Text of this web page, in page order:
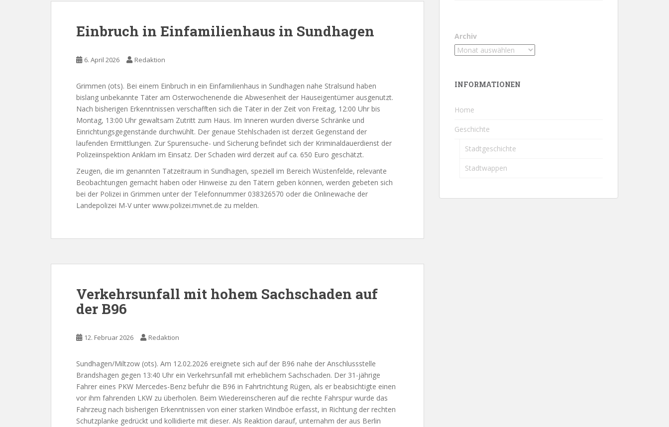
Einbruch in Einfamilienhaus in Sundhagen
6. April 2026 Redaktion
Grimmen (ots). Bei einem Einbruch in ein Einfamilienhaus in Sundhagen nahe Stralsund haben
bislang unbekannte Täter am Osterwochenende die Abwesenheit der Hauseigentümer ausgenutzt.
Nach bisherigen Erkenntnissen verschafften sich die Täter in der Zeit von Freitag, 12:00 Uhr bis
Montag, 13:00 Uhr gewaltsam Zutritt zum Haus. Im Inneren wurden diverse Schränke und
Einrichtungsgegenstände durchwühlt. Der genaue Stehlschaden ist derzeit Gegenstand der
laufenden Ermittlungen. Zur Spurensuche- und Sicherung befindet sich der Kriminaldauerdienst der
Polizeiinspektion Anklam im Einsatz. Der Schaden wird derzeit auf ca. 650 Euro geschätzt.
Zeugen, die im genannten Tatzeitraum in Sundhagen, speziell im Bereich Wüstenfelde, relevante
Beobachtungen gemacht haben oder Hinweise zu den Tätern geben können, werden gebeten sich
bei der Polizei in Grimmen unter der Telefonnummer 038326570 oder die Onlinewache der
Landepolizei M-V unter www.polizei.mvnet.de zu melden.
Verkehrsunfall mit hohem Sachschaden auf
der B96
12. Februar 2026 Redaktion
Sundhagen/Miltzow (ots). Am 12.02.2026 ereignete sich auf der B96 nahe der Anschlussstelle
Brandshagen gegen 13:40 Uhr ein Verkehrsunfall mit erheblichem Sachschaden. Der 31-jährige
Fahrer eines PKW Mercedes-Benz befuhr die B96 in Fahrtrichtung Rügen, als er beabsichtigte einen
vor ihm fahrenden LKW zu überholen. Beim Wiedereinscheren auf die rechte Fahrspur wurde das
Fahrzeug nach bisherigen Erkenntnissen von einer starken Windböe erfasst, in Richtung der rechten
Schutzplanke gedrückt und kollidierte mit dieser. Als Reaktion darauf, unternahm der aus Berlin
Archiv
INFORMATIONEN
Home
Geschichte
Stadtgeschichte
Stadtwappen